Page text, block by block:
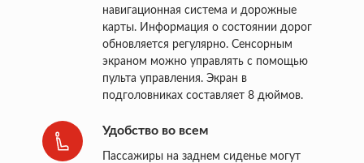
навигационная система и дорожные
карты. Информация о состоянии дорог
обновляется регулярно. Сенсорным
экраном можно управлять с помощью
пульта управления. Экран в
подголовниках составляет 8 дюймов.
Удобство во всем
Пассажиры на заднем сиденье могут